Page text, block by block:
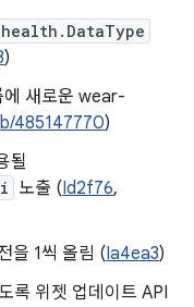
)
에 새로운 wear-
b/485147770)
될
노출 (Id2f76,
을 1씩 올림 (Ia4ea3)
록 위젯 업데이트 API